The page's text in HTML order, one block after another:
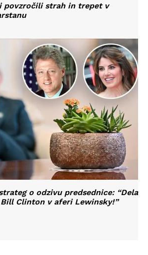
povzročili strah in trepet v
o odzivu predsednice: “Dela
Clinton v aferi Lewinsky!”